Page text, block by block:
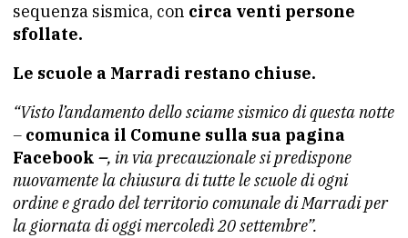
sequenza sismica, con circa venti persone
sfollate.
Le scuole a Marradi restano chiuse.
“Visto l’andamento dello sciame sismico di questa notte
– comunica il Comune sulla sua pagina
Facebook –, in via precauzionale si predispone
nuovamente la chiusura di tutte le scuole di ogni
ordine e grado del territorio comunale di Marradi per
la giornata di oggi mercoledì 20 settembre”.